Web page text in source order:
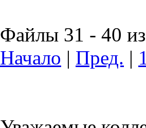
Файлы 31 - 40
Начало | Пред. | 1